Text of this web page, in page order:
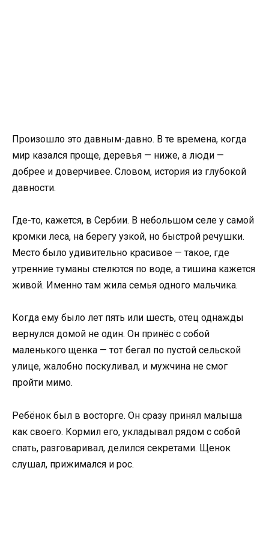
Произошло это давным-давно. В те времена, когда
мир казался проще, деревья — ниже, а люди —
добрее и доверчивее. Словом, история из глубокой
давности.
Где-то, кажется, в Сербии. В небольшом селе у самой
кромки леса, на берегу узкой, но быстрой речушки.
Место было удивительно красивое — такое, где
утренние туманы стелются по воде, а тишина кажется
живой. Именно там жила семья одного мальчика.
Когда ему было лет пять или шесть, отец однажды
вернулся домой не один. Он принёс с собой
маленького щенка — тот бегал по пустой сельской
улице, жалобно поскуливал, и мужчина не смог
пройти мимо.
Ребёнок был в восторге. Он сразу принял малыша
как своего. Кормил его, укладывал рядом с собой
спать, разговаривал, делился секретами. Щенок
слушал, прижимался и рос.